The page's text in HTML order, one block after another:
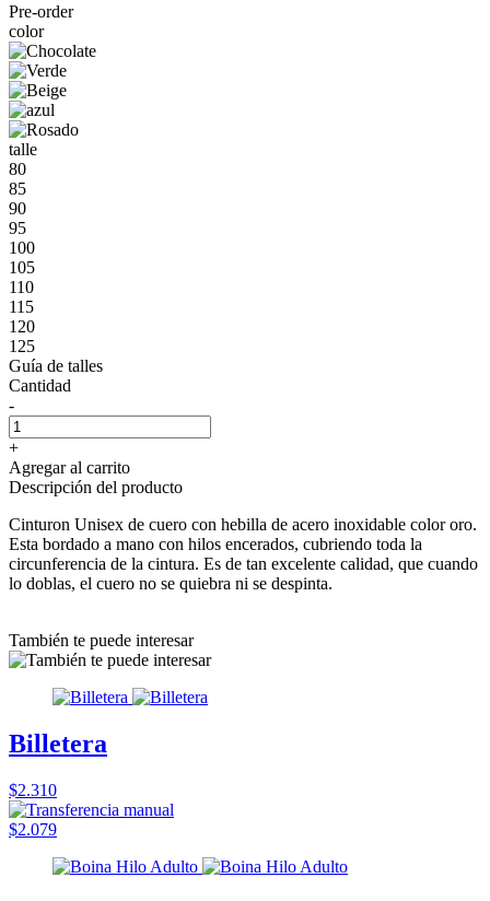
Pre-order
color
talle
80
85
90
95
100
105
110
115
120
125
Guía de talles
Cantidad
-
+
Agregar al carrito
Descripción del producto
Cinturon Unisex de cuero con hebilla de acero inoxidable color oro.
Esta bordado a mano con hilos encerados, cubriendo toda la
circunferencia de la cintura. Es de tan excelente calidad, que cuando
lo doblas, el cuero no se quiebra ni se despinta.
También te puede interesar
Billetera
$2.310
$2.079